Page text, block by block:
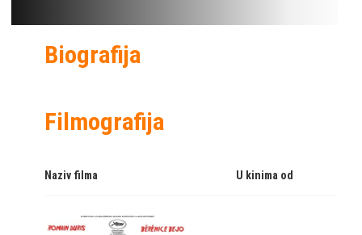
Biografija
Filmografija
Naziv filma U kinima od